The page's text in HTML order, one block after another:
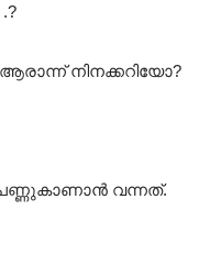
നിനക്കറിയോ?
വന്നത്.